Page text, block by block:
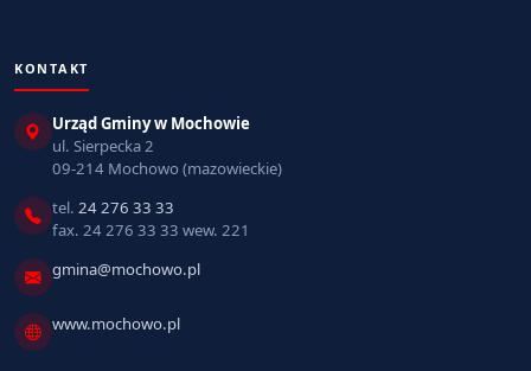
KONTAKT
Urząd Gminy w Mochowie
ul. Sierpecka 2
09-214 Mochowo (mazowieckie)
tel. 24 276 33 33
fax. 24 276 33 33 wew. 221
gmina@mochowo.pl
www.mochowo.pl